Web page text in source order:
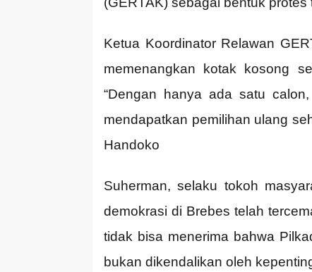
Ketua Koordinator Relawan
memenangkan kotak kosong
“Dengan hanya ada satu
mendapatkan pemilihan ulang
Handoko
Suherman, selaku tokoh
demokrasi di Brebes telah
tidak bisa menerima bahwa
bukan dikendalikan oleh